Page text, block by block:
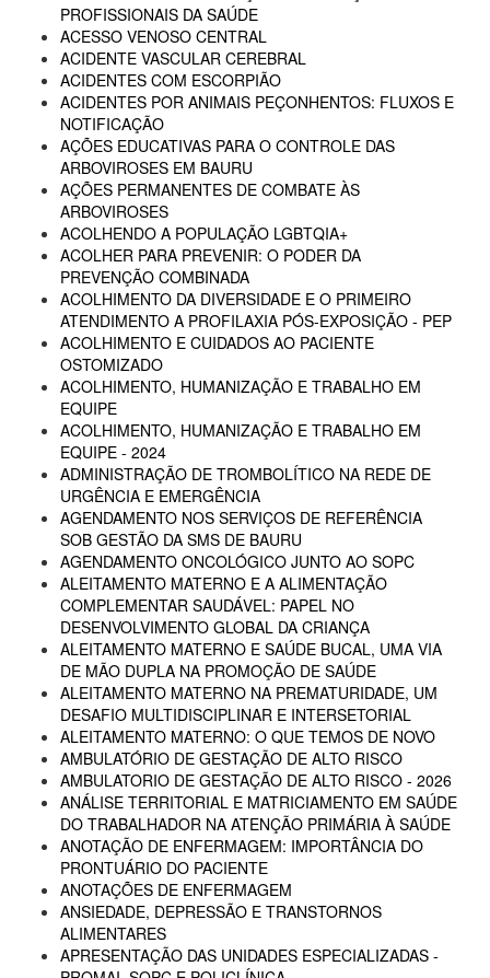
PROFISSIONAIS DA SAÚDE
ACESSO VENOSO CENTRAL
ACIDENTE VASCULAR CEREBRAL
ACIDENTES COM ESCORPIÃO
ACIDENTES POR ANIMAIS PEÇONHENTOS: FLUXOS E
NOTIFICAÇÃO
AÇÕES EDUCATIVAS PARA O CONTROLE DAS
ARBOVIROSES EM BAURU
AÇÕES PERMANENTES DE COMBATE ÀS
ARBOVIROSES
ACOLHENDO A POPULAÇÃO LGBTQIA+
ACOLHER PARA PREVENIR: O PODER DA
PREVENÇÃO COMBINADA
ACOLHIMENTO DA DIVERSIDADE E O PRIMEIRO
ATENDIMENTO A PROFILAXIA PÓS-EXPOSIÇÃO - PEP
ACOLHIMENTO E CUIDADOS AO PACIENTE
OSTOMIZADO
ACOLHIMENTO, HUMANIZAÇÃO E TRABALHO EM
EQUIPE
ACOLHIMENTO, HUMANIZAÇÃO E TRABALHO EM
EQUIPE - 2024
ADMINISTRAÇÃO DE TROMBOLÍTICO NA REDE DE
URGÊNCIA E EMERGÊNCIA
AGENDAMENTO NOS SERVIÇOS DE REFERÊNCIA
SOB GESTÃO DA SMS DE BAURU
AGENDAMENTO ONCOLÓGICO JUNTO AO SOPC
ALEITAMENTO MATERNO E A ALIMENTAÇÃO
COMPLEMENTAR SAUDÁVEL: PAPEL NO
DESENVOLVIMENTO GLOBAL DA CRIANÇA
ALEITAMENTO MATERNO E SAÚDE BUCAL, UMA VIA
DE MÃO DUPLA NA PROMOÇÃO DE SAÚDE
ALEITAMENTO MATERNO NA PREMATURIDADE, UM
DESAFIO MULTIDISCIPLINAR E INTERSETORIAL
ALEITAMENTO MATERNO: O QUE TEMOS DE NOVO
AMBULATÓRIO DE GESTAÇÃO DE ALTO RISCO
AMBULATORIO DE GESTAÇÃO DE ALTO RISCO - 2026
ANÁLISE TERRITORIAL E MATRICIAMENTO EM SAÚDE
DO TRABALHADOR NA ATENÇÃO PRIMÁRIA À SAÚDE
ANOTAÇÃO DE ENFERMAGEM: IMPORTÂNCIA DO
PRONTUÁRIO DO PACIENTE
ANOTAÇÕES DE ENFERMAGEM
ANSIEDADE, DEPRESSÃO E TRANSTORNOS
ALIMENTARES
APRESENTAÇÃO DAS UNIDADES ESPECIALIZADAS -